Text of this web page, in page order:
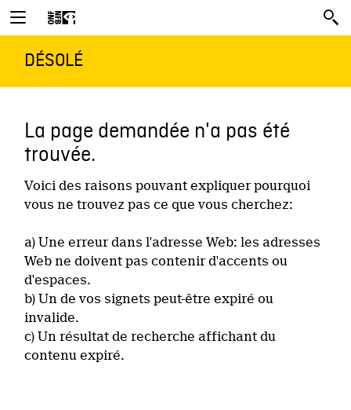
DÉSOLÉ
La page demandée n'a pas été
trouvée.
Voici des raisons pouvant expliquer pourquoi
vous ne trouvez pas ce que vous cherchez:
a) Une erreur dans l'adresse Web: les adresses
Web ne doivent pas contenir d'accents ou
d'espaces.
b) Un de vos signets peut-être expiré ou
invalide.
c) Un résultat de recherche affichant du
contenu expiré.